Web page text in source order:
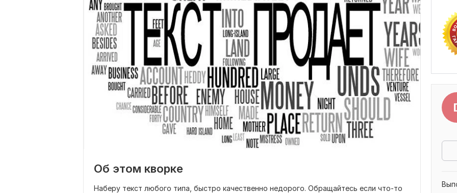
Об этом кворке
Наберу текст любого типа, быстро качественно недорого. Обращайтесь если что-то